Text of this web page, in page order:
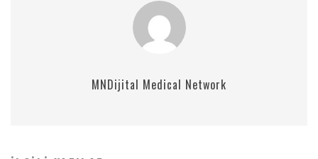
MNDijital Medical Network